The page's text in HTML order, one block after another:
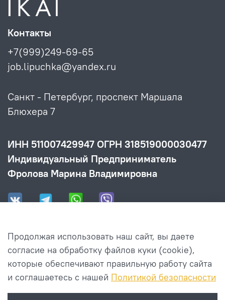
Информация
Клиенту
Контакты
+7(999)249-69-65
job.lipuchka@yandex.ru
Санкт - Петербург, проспект Маршала
Блюхера 7
ИНН 511007429947 ОГРН 318519000030477
Индивидуальный Предприниматель
Фролова Марина Владимировна
Продолжая использовать наш сайт, вы даете
согласие на обработку файлов куки (cookie),
которые обеспечивают правильную работу сайта
и соглашаетесь с нашей Политикой безопасности